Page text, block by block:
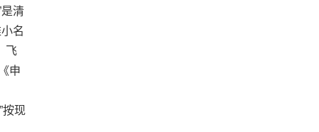
清
名
飞
申
按现